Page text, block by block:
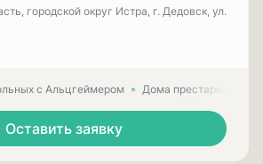
городской округ Истра, г. Дедовск, ул.
с Альцгеймером Дома престарелых
Оставить заявку